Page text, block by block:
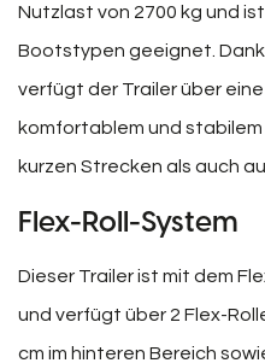
Nutzlast von 2700 kg und
Bootstypen geeignet.
verfügt der Trailer über
komfortablem und
kurzen Strecken als auch
Flex-Roll-System
Dieser Trailer ist mit dem
und verfügt über 2 Flex-
cm im hinteren Bereich